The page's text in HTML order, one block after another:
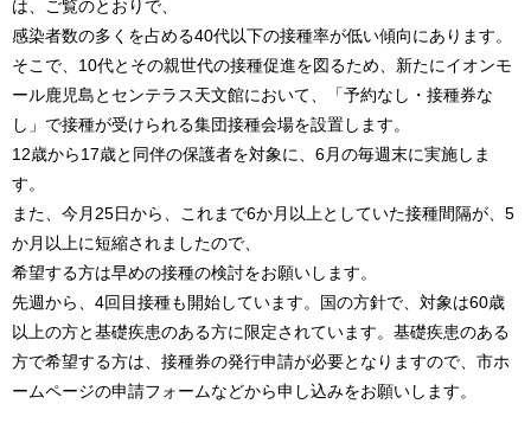
は、ご覧のとおりで、
感染者数の多くを占める40代以下の接種率が低い傾向にあります。
そこで、10代とその親世代の接種促進を図るため、新たにイオンモ
ール鹿児島とセンテラス天文館において、「予約なし・接種券な
し」で接種が受けられる集団接種会場を設置します。
12歳から17歳と同伴の保護者を対象に、6月の毎週末に実施しま
す。
また、今月25日から、これまで6か月以上としていた接種間隔が、5
か月以上に短縮されましたので、
希望する方は早めの接種の検討をお願いします。
先週から、4回目接種も開始しています。国の方針で、対象は60歳
以上の方と基礎疾患のある方に限定されています。基礎疾患のある
方で希望する方は、接種券の発行申請が必要となりますので、市ホ
ームページの申請フォームなどから申し込みをお願いします。